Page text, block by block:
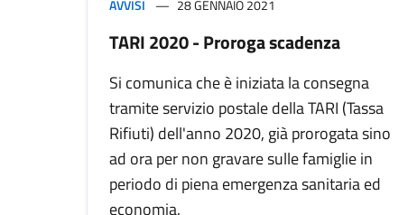
AVVISI 28 GENNAIO 2021
TARI 2020 - Proroga scadenza
Si comunica che è iniziata la consegna
tramite servizio postale della TARI (Tassa
Rifiuti) dell'anno 2020, già prorogata sino
ad ora per non gravare sulle famiglie in
periodo di piena emergenza sanitaria ed
economia.